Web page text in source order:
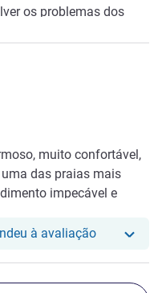
os problemas dos
muito confortável,
das praias mais
impecável e
à avaliaçãoO nosso